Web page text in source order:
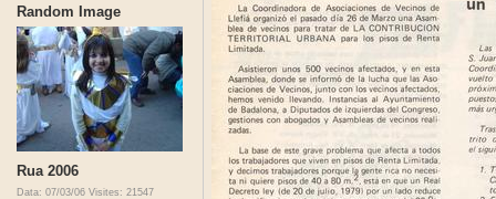
Random Image
Rua 2006
Data: 07/03/06 Visites: 21547